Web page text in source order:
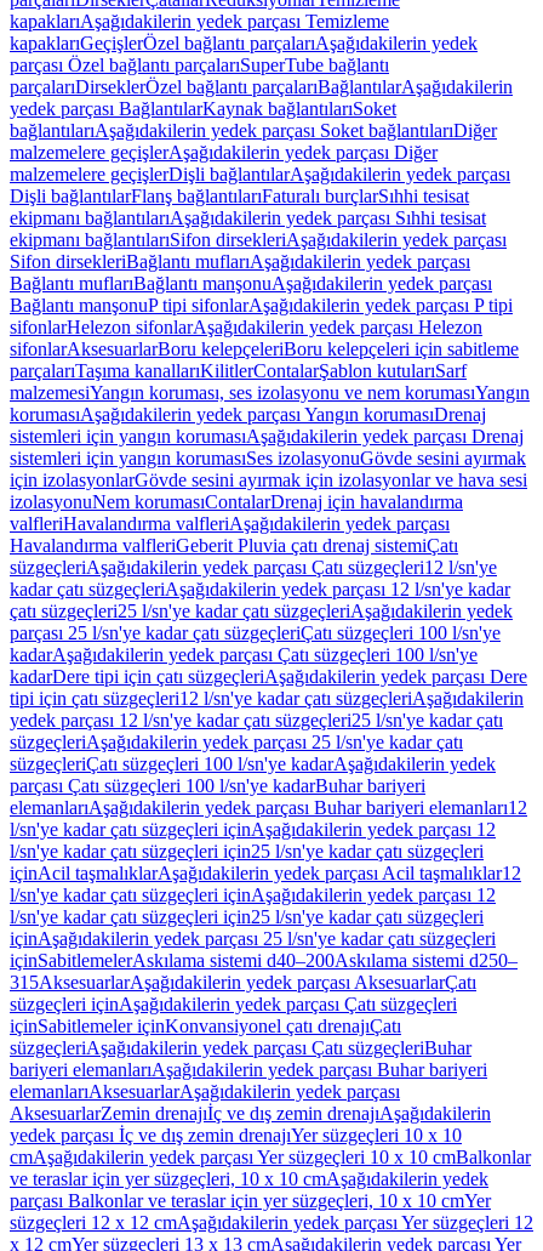
kapaklarıAşağıdakilerin yedek parçası Temizleme
kapaklarıGeçişlerÖzel bağlantı parçalarıAşağıdakilerin yedek
parçası Özel bağlantı parçalarıSuperTube bağlantı
parçalarıDirseklerÖzel bağlantı parçalarıBağlantılarAşağıdakilerin
yedek parçası BağlantılarKaynak bağlantılarıSoket
bağlantılarıAşağıdakilerin yedek parçası Soket bağlantılarıDiğer
malzemelere geçişlerAşağıdakilerin yedek parçası Diğer
malzemelere geçişlerDişli bağlantılarAşağıdakilerin yedek parçası
Dişli bağlantılarFlanş bağlantılarıFaturalı burçlarSıhhi tesisat
ekipmanı bağlantılarıAşağıdakilerin yedek parçası Sıhhi tesisat
ekipmanı bağlantılarıSifon dirsekleriAşağıdakilerin yedek parçası
Sifon dirsekleriBağlantı muflarıAşağıdakilerin yedek parçası
Bağlantı muflarıBağlantı manşonuAşağıdakilerin yedek parçası
Bağlantı manşonuP tipi sifonlarAşağıdakilerin yedek parçası P tipi
sifonlarHelezon sifonlarAşağıdakilerin yedek parçası Helezon
sifonlarAksesuarlarBoru kelepçeleriBoru kelepçeleri için sabitleme
parçalarıTaşıma kanallarıKilitlerContalarŞablon kutularıSarf
malzemesiYangın koruması, ses izolasyonu ve nem korumasıYangın
korumasıAşağıdakilerin yedek parçası Yangın korumasıDrenaj
sistemleri için yangın korumasıAşağıdakilerin yedek parçası Drenaj
sistemleri için yangın korumasıSes izolasyonuGövde sesini ayırmak
için izolasyonlarGövde sesini ayırmak için izolasyonlar ve hava sesi
izolasyonuNem korumasıContalarDrenaj için havalandırma
valfleriHavalandırma valfleriAşağıdakilerin yedek parçası
Havalandırma valfleriGeberit Pluvia çatı drenaj sistemiÇatı
süzgeçleriAşağıdakilerin yedek parçası Çatı süzgeçleri12 l/sn'ye
kadar çatı süzgeçleriAşağıdakilerin yedek parçası 12 l/sn'ye kadar
çatı süzgeçleri25 l/sn'ye kadar çatı süzgeçleriAşağıdakilerin yedek
parçası 25 l/sn'ye kadar çatı süzgeçleriÇatı süzgeçleri 100 l/sn'ye
kadarAşağıdakilerin yedek parçası Çatı süzgeçleri 100 l/sn'ye
kadarDere tipi için çatı süzgeçleriAşağıdakilerin yedek parçası Dere
tipi için çatı süzgeçleri12 l/sn'ye kadar çatı süzgeçleriAşağıdakilerin
yedek parçası 12 l/sn'ye kadar çatı süzgeçleri25 l/sn'ye kadar çatı
süzgeçleriAşağıdakilerin yedek parçası 25 l/sn'ye kadar çatı
süzgeçleriÇatı süzgeçleri 100 l/sn'ye kadarAşağıdakilerin yedek
parçası Çatı süzgeçleri 100 l/sn'ye kadarBuhar bariyeri
elemanlarıAşağıdakilerin yedek parçası Buhar bariyeri elemanları12
l/sn'ye kadar çatı süzgeçleri içinAşağıdakilerin yedek parçası 12
l/sn'ye kadar çatı süzgeçleri için25 l/sn'ye kadar çatı süzgeçleri
içinAcil taşmalıklarAşağıdakilerin yedek parçası Acil taşmalıklar12
l/sn'ye kadar çatı süzgeçleri içinAşağıdakilerin yedek parçası 12
l/sn'ye kadar çatı süzgeçleri için25 l/sn'ye kadar çatı süzgeçleri
içinAşağıdakilerin yedek parçası 25 l/sn'ye kadar çatı süzgeçleri
içinSabitlemelerAskılama sistemi d40–200Askılama sistemi d250–
315AksesuarlarAşağıdakilerin yedek parçası AksesuarlarÇatı
süzgeçleri içinAşağıdakilerin yedek parçası Çatı süzgeçleri
içinSabitlemeler içinKonvansiyonel çatı drenajıÇatı
süzgeçleriAşağıdakilerin yedek parçası Çatı süzgeçleriBuhar
bariyeri elemanlarıAşağıdakilerin yedek parçası Buhar bariyeri
elemanlarıAksesuarlarAşağıdakilerin yedek parçası
AksesuarlarZemin drenajıİç ve dış zemin drenajıAşağıdakilerin
yedek parçası İç ve dış zemin drenajıYer süzgeçleri 10 x 10
cmAşağıdakilerin yedek parçası Yer süzgeçleri 10 x 10 cmBalkonlar
ve teraslar için yer süzgeçleri, 10 x 10 cmAşağıdakilerin yedek
parçası Balkonlar ve teraslar için yer süzgeçleri, 10 x 10 cmYer
süzgeçleri 12 x 12 cmAşağıdakilerin yedek parçası Yer süzgeçleri 12
x 12 cmYer süzgeçleri 13 x 13 cmAşağıdakilerin yedek parçası Yer